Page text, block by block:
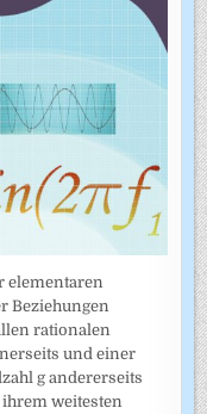
elementaren
Beziehungen
rationalen
und einer
g andererseits
weitesten